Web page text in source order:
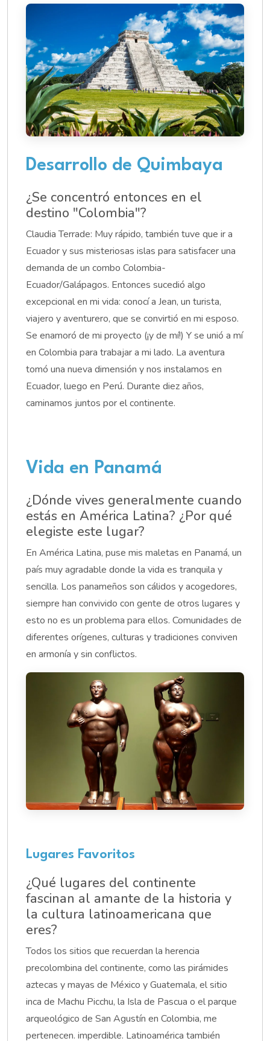
Desarrollo de Quimbaya
¿Se concentró entonces en el
destino "Colombia"?
Claudia Terrade: Muy rápido, también tuve que ir a
Ecuador y sus misteriosas islas para satisfacer una
demanda de un combo Colombia-
Ecuador/Galápagos. Entonces sucedió algo
excepcional en mi vida: conocí a Jean, un turista,
viajero y aventurero, que se convirtió en mi esposo.
Se enamoró de mi proyecto (¡y de mí!) Y se unió a mí
en Colombia para trabajar a mi lado. La aventura
tomó una nueva dimensión y nos instalamos en
Ecuador, luego en Perú. Durante diez años,
caminamos juntos por el continente.
Vida en Panamá
¿Dónde vives generalmente cuando
estás en América Latina? ¿Por qué
elegiste este lugar?
En América Latina, puse mis maletas en Panamá, un
país muy agradable donde la vida es tranquila y
sencilla. Los panameños son cálidos y acogedores,
siempre han convivido con gente de otros lugares y
esto no es un problema para ellos. Comunidades de
diferentes orígenes, culturas y tradiciones conviven
en armonía y sin conflictos.
Lugares Favoritos
¿Qué lugares del continente
fascinan al amante de la historia y
la cultura latinoamericana que
eres?
Todos los sitios que recuerdan la herencia
precolombina del continente, como las pirámides
aztecas y mayas de México y Guatemala, el sitio
inca de Machu Picchu, la Isla de Pascua o el parque
arqueológico de San Agustín en Colombia, me
pertenecen. imperdible. Latinoamérica también